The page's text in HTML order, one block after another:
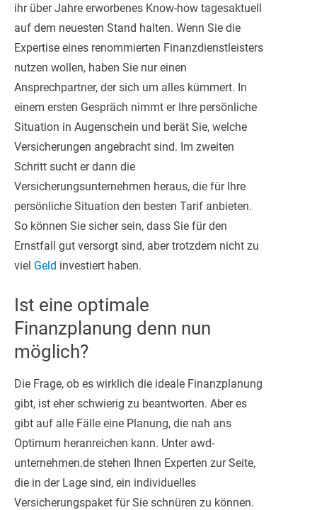
ihr über Jahre erworbenes Know-how tagesaktuell
auf dem neuesten Stand halten. Wenn Sie die
Expertise eines renommierten Finanzdienstleisters
nutzen wollen, haben Sie nur einen
Ansprechpartner, der sich um alles kümmert. In
einem ersten Gespräch nimmt er Ihre persönliche
Situation in Augenschein und berät Sie, welche
Versicherungen angebracht sind. Im zweiten
Schritt sucht er dann die
Versicherungsunternehmen heraus, die für Ihre
persönliche Situation den besten Tarif anbieten.
So können Sie sicher sein, dass Sie für den
Ernstfall gut versorgt sind, aber trotzdem nicht zu
viel Geld investiert haben.
Ist eine optimale
Finanzplanung denn nun
möglich?
Die Frage, ob es wirklich die ideale Finanzplanung
gibt, ist eher schwierig zu beantworten. Aber es
gibt auf alle Fälle eine Planung, die nah ans
Optimum heranreichen kann. Unter awd-
unternehmen.de stehen Ihnen Experten zur Seite,
die in der Lage sind, ein individuelles
Versicherungspaket für Sie schnüren zu können.